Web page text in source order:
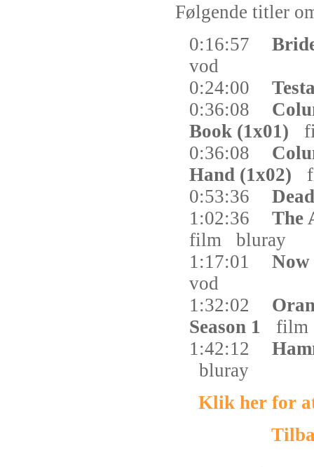
Følgende titler
0:16:57
vod
0:24:00
0:36:08
Book (1x01)
0:36:08
Hand (1x02)
0:53:36
1:02:36
The
film
bluray
1:17:01
Now
vod
1:32:02
Season 1
film
1:42:12
bluray
Klik her for